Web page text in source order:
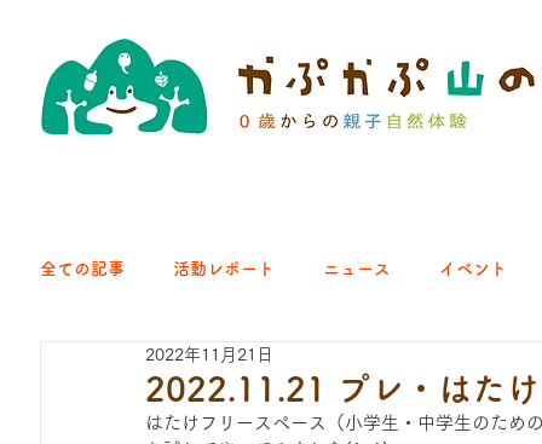
全ての記事 活動レポート ニュース イベント
クラブ｜くらす森
2022.11.21 プレ・はた
2022年11月21日
はたけフリースペース（小学生・中学生のため